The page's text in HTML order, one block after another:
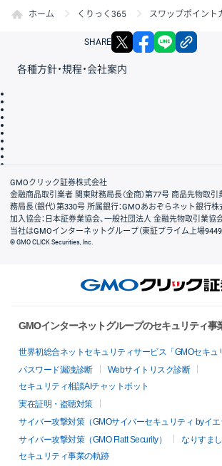
ホーム くりっく365 スワップポイント
SHARE X facebook
各種方針・規程・会社案内
会社案内
GMOクリック証券株式会社
金融商品取引業者 関東財務局長（金商）第77号 商品先物取
務局長（銀代）第330号 所属銀行：GMOあおぞらネット銀行
加入協会：日本証券業協会、一般社団法人 金融先物取引業協
当社はGMOインターネットグループ（東証プライム上場9449
© GMO CLICK Securities, Inc.
GMOインターネットグループのセキュリティ事
世界初総合ネットセキュリティサービス「GMOセキュ
パスワード漏洩診断
Webサイトリスク診断
セキュリティ相談AIチャットボット
実在証明・盗聴対策
サイバー攻撃対策（GMOサイバーセキュリティ byイエ
サイバー攻撃対策（GMO Flatt Security）
なりすま
セキュリティ事業の軌跡